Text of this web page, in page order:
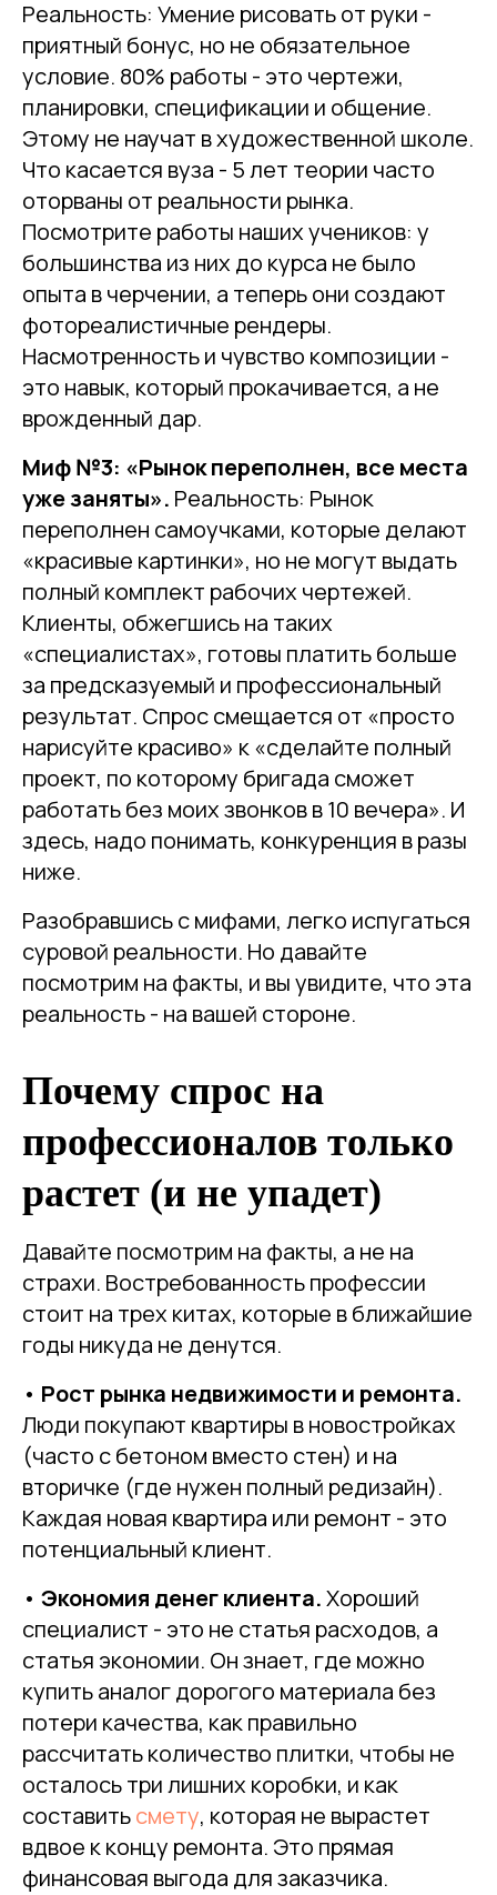
Реальность: Умение рисовать от руки -
приятный бонус, но не обязательное
условие. 80% работы - это чертежи,
планировки, спецификации и общение.
Этому не научат в художественной школе.
Что касается вуза - 5 лет теории часто
оторваны от реальности рынка.
Посмотрите работы наших учеников: у
большинства из них до курса не было
опыта в черчении, а теперь они создают
фотореалистичные рендеры.
Насмотренность и чувство композиции -
это навык, который прокачивается, а не
врожденный дар.
Миф №3: «Рынок переполнен, все места
уже заняты». Реальность: Рынок
переполнен самоучками, которые делают
«красивые картинки», но не могут выдать
полный комплект рабочих чертежей.
Клиенты, обжегшись на таких
«специалистах», готовы платить больше
за предсказуемый и профессиональный
результат. Спрос смещается от «просто
нарисуйте красиво» к «сделайте полный
проект, по которому бригада сможет
работать без моих звонков в 10 вечера». И
здесь, надо понимать, конкуренция в разы
ниже.
Разобравшись с мифами, легко испугаться
суровой реальности. Но давайте
посмотрим на факты, и вы увидите, что эта
реальность - на вашей стороне.
Почему спрос на
профессионалов только
растет (и не упадет)
Давайте посмотрим на факты, а не на
страхи. Востребованность профессии
стоит на трех китах, которые в ближайшие
годы никуда не денутся.
• Рост рынка недвижимости и ремонта.
Люди покупают квартиры в новостройках
(часто с бетоном вместо стен) и на
вторичке (где нужен полный редизайн).
Каждая новая квартира или ремонт - это
потенциальный клиент.
• Экономия денег клиента.Хороший
специалист - это не статья расходов, а
статья экономии. Он знает, где можно
купить аналог дорогого материала без
потери качества, как правильно
рассчитать количество плитки, чтобы не
осталось три лишних коробки, и как
составитьсмету, которая не вырастет
вдвое к концу ремонта. Это прямая
финансовая выгода для заказчика.